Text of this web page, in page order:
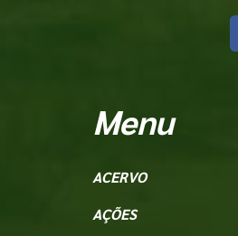
Menu
ACERVO
AÇÕES